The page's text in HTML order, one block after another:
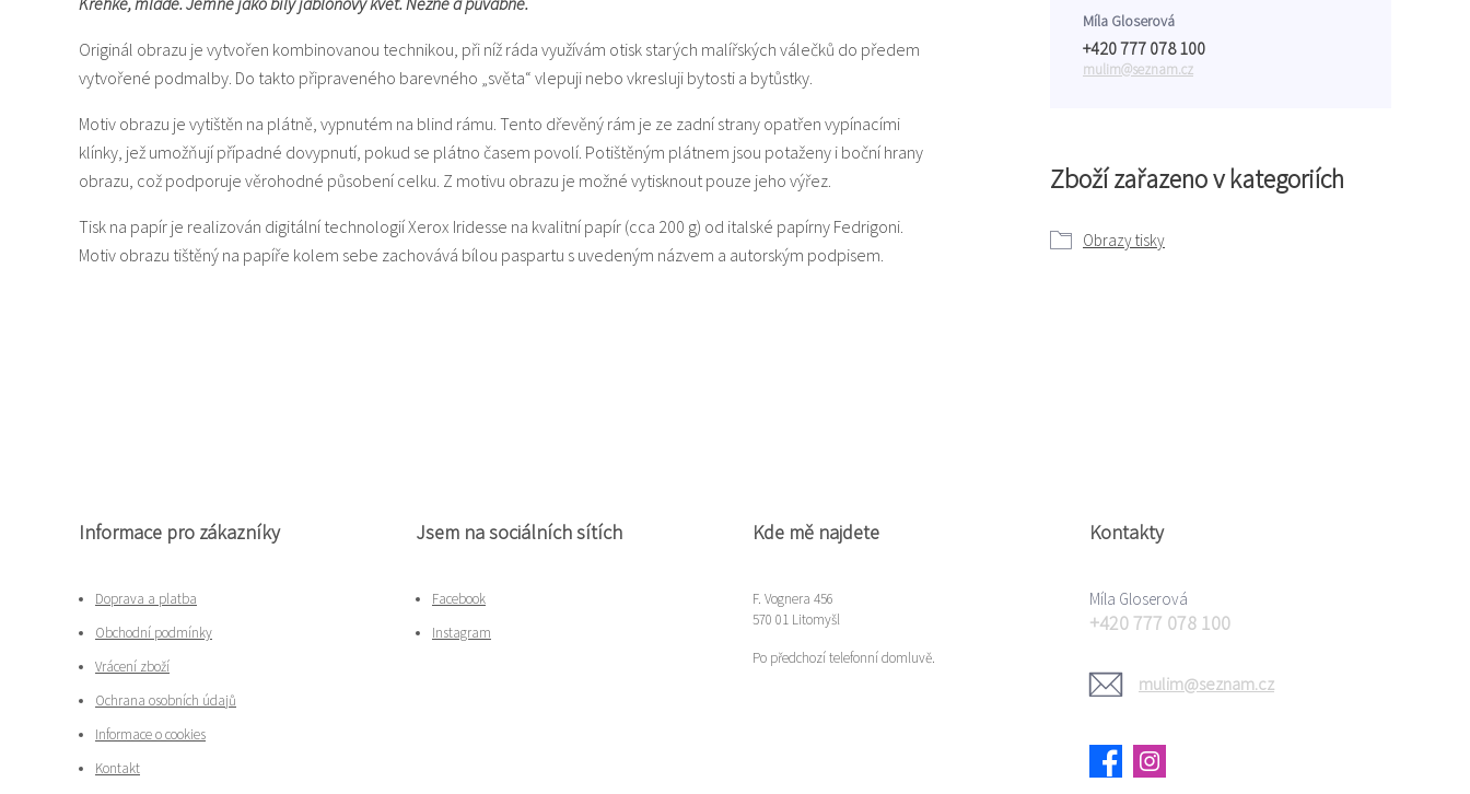
Originál obrazu je vytvořen kombinovanou technikou, při níž ráda využívám otisk starých malířských válečků do předem
vytvořené podmalby. Do takto připraveného barevného „světa“ vlepuji nebo vkresluji bytosti a bytůstky.
Motiv obrazu je vytištěn na plátně, vypnutém na blind rámu. Tento dřevěný rám je ze zadní strany opatřen vypínacími
klínky, jež umožňují případné dovypnutí, pokud se plátno časem povolí. Potištěným plátnem jsou potaženy i boční hrany
obrazu, což podporuje věrohodné působení celku. Z motivu obrazu je možné vytisknout pouze jeho výřez.
Tisk na papír je realizován digitální technologií Xerox Iridesse na kvalitní papír (cca 200 g) od italské papírny Fedrigoni.
Motiv obrazu tištěný na papíře kolem sebe zachovává bílou paspartu s uvedeným názvem a autorským podpisem.
Zboží zařazeno v kategoriích
Obrazy tisky
Míla Gloserová
+420 777 078 100
mulim@seznam.cz
Informace pro zákazníky
Doprava a platba
Obchodní podmínky
Vrácení zboží
Ochrana osobních údajů
Informace o cookies
Kontakt
Jsem na sociálních sítích
Facebook
Instagram
Kde mě najdete
F. Vognera 456
570 01 Litomyšl
Po předchozí telefonní domluvě.
Kontakty
Míla Gloserová
+420 777 078 100
mulim@seznam.cz